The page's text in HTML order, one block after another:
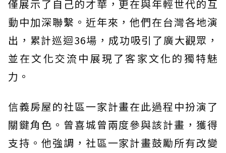
僅展示了自己的才華，更在與年輕世代的互
動中加深聯繫。近年來，他們在台灣各地演
出，累計巡迴36場，成功吸引了廣大觀眾，
並在文化交流中展現了客家文化的獨特魅
力。
信義房屋的社區一家計畫在此過程中扮演了
關鍵角色。曾喜城曾兩度參與該計畫，獲得
支持。他強調，社區一家計畫鼓勵所有改變